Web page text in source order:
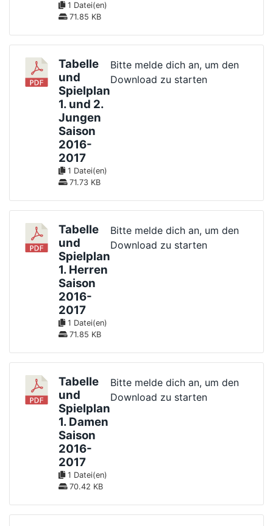
1 Datei(en)
71.85 KB
Tabelle
und
Spielplan
1. und 2.
Jungen
Saison
2016-
2017
1 Datei(en)
71.73 KB
Bitte melde dich an, um den
Download zu starten
Tabelle
und
Spielplan
1. Herren
Saison
2016-
2017
1 Datei(en)
71.85 KB
Bitte melde dich an, um den
Download zu starten
Tabelle
und
Spielplan
1. Damen
Saison
2016-
2017
1 Datei(en)
70.42 KB
Bitte melde dich an, um den
Download zu starten